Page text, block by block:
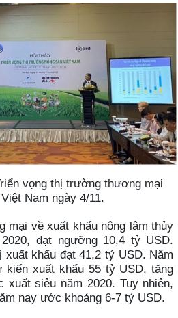
vọng thị trường thương mại
Nam ngày 4/11.
mại về xuất khẩu nông lâm thủy
đạt ngưỡng 10,4 tỷ USD.
xuất khẩu đạt 41,2 tỷ USD. Năm
kiến xuất khẩu 55 tỷ USD, tăng
siêu năm 2020. Tuy nhiên,
nay ước khoảng 6-7 tỷ USD.